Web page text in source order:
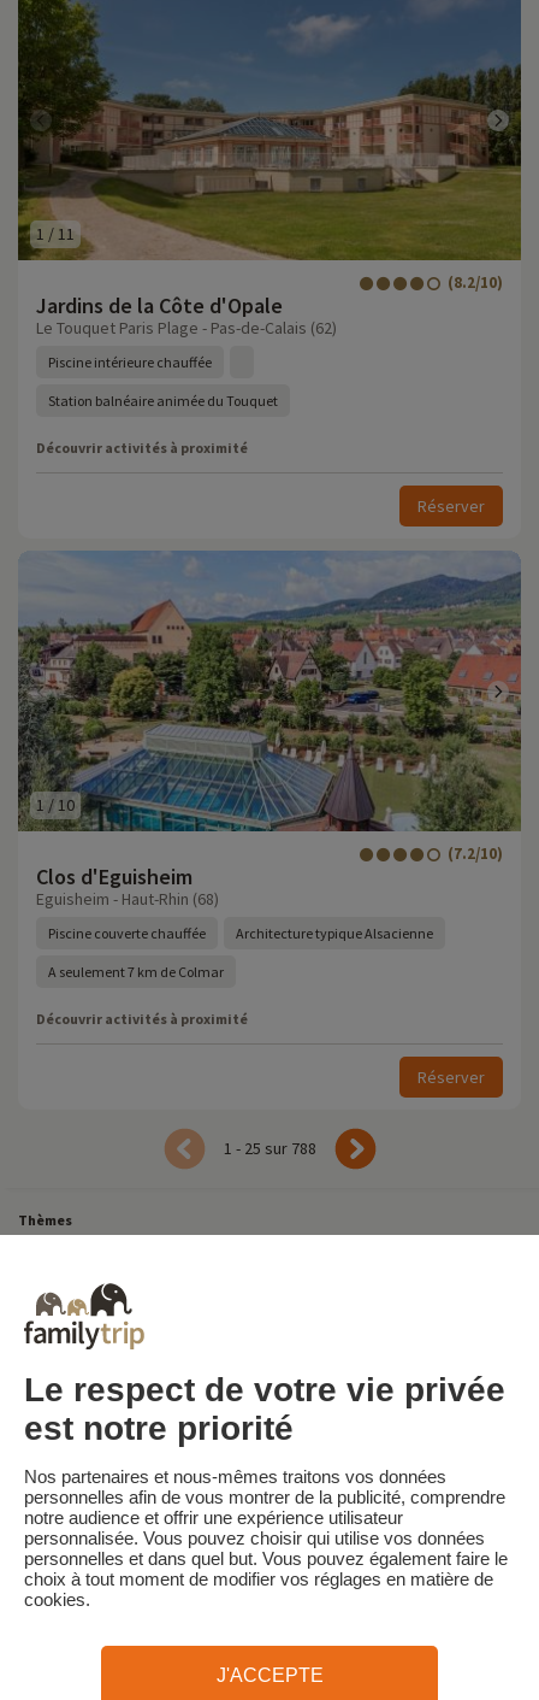
1 /11
Jardins de la Côte d'Opale
(8.2/10)
Le Touquet Paris Plage - Pas-de-Calais (62)
Piscine intérieure chauffée
Station balnéaire animée du Touquet
Découvrir activités à proximité
Réserver
1 / 10
Clos d'Eguisheim
(7.2/10)
Eguisheim - Haut-Rhin (68)
Piscine couverte chauffée Architecture typique Alsacienne
A seulement 7 km de Colmar
Découvrir activités à proximité
Réserver
1 - 25 sur 788
Thèmes
Court séjour de dernière minute
Court séjour Insolite
Destinations
Vacances au Ski en France
Familytrip
Qui sommes-nous?
CGV et Charte de Confidentialité
La Presse parle de nous
Partenaires FAQ Blog Plan du site
Paiement sécurisé Réalisé par Sooyoos
Besoin d’aide ? 09 72 26 99 33
Le respect de votre vie privée
est notre priorité
Nos partenaires et nous-mêmes traitons vos données
personnelles afin de vous montrer de la publicité, comprendre
notre audience et offrir une expérience utilisateur
personnalisée. Vous pouvez choisir qui utilise vos données
personnelles et dans quel but. Vous pouvez également faire le
choix à tout moment de modifier vos réglages en matière de
cookies.
J'ACCEPTE